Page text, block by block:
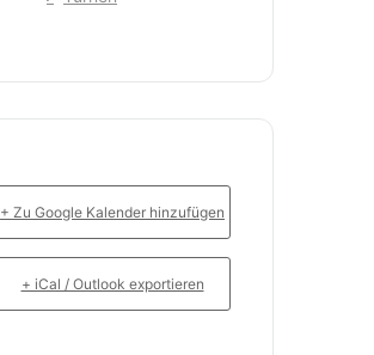
+ Zu Google Kalender hinzufügen
+ iCal / Outlook exportieren